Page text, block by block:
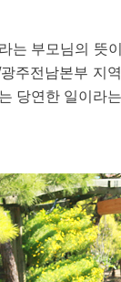
는 부모님의 뜻
주전남본부 지
당연한 일이라